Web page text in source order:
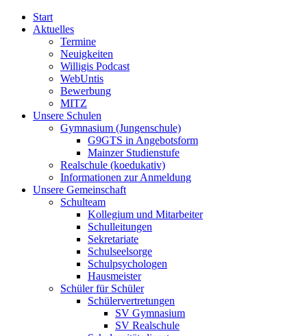
Start
Aktuelles
Termine
Neuigkeiten
Willigis Podcast
WebUntis
Bewerbung
MITZ
Unsere Schulen
Gymnasium (Jungenschule)
G9GTS in Angebotsform
Mainzer Studienstufe
Realschule (koedukativ)
Informationen zur Anmeldung
Unsere Gemeinschaft
Schulteam
Kollegium und Mitarbeiter
Schulleitungen
Sekretariate
Schulseelsorge
Schulpsychologen
Hausmeister
Schüler für Schüler
Schülervertretungen
SV Gymnasium
SV Realschule